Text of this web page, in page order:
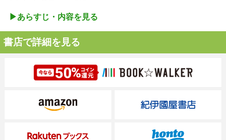
▶︎あらすじ・内容を見る
書店で詳細を見る